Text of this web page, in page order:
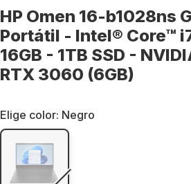
HP Omen 16-b1028ns
Portátil - Intel® Core™
16GB - 1TB SSD -
RTX 3060 (6GB)
Elige color: Negro